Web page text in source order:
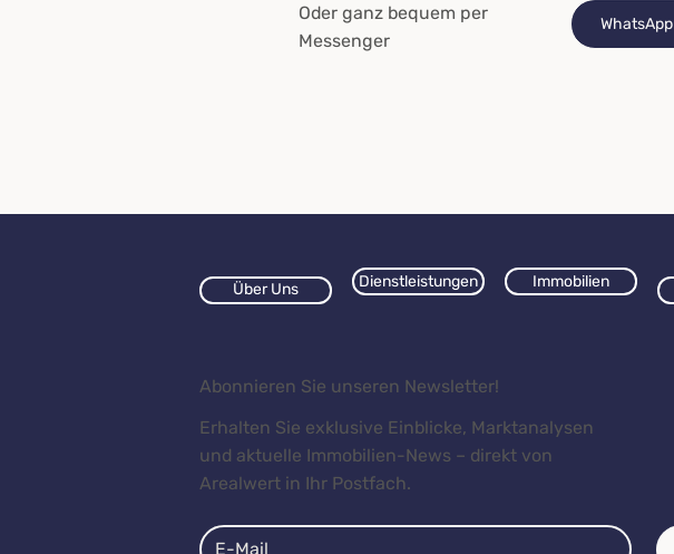
Oder ganz bequem per
Messenger
WhatsApp
Über Uns Dienstleistungen Immobilien
Abonnieren Sie unseren Newsletter!
Erhalten Sie exklusive Einblicke, Marktanalysen
und aktuelle Immobilien-News – direkt von
Arealwert in Ihr Postfach.